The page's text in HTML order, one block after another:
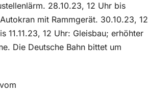
28.10.23, 12 Uhr bis
mit Rammgerät. 30.10.23, 12
11.11.23, 12 Uhr: Gleisbau; erhöhter
Die Deutsche Bahn bittet um